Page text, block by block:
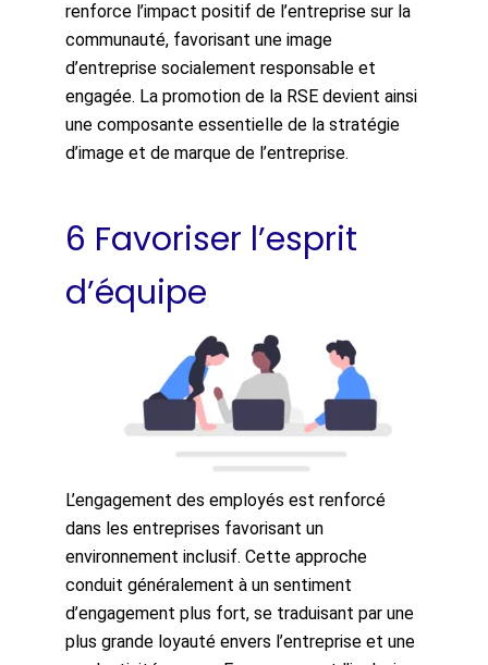
renforce l’impact positif de l’entreprise sur la
communauté, favorisant une image
d’entreprise socialement responsable et
engagée. La promotion de la RSE devient ainsi
une composante essentielle de la stratégie
d’image et de marque de l’entreprise.
6 Favoriser l’esprit
d’équipe
L’engagement des employés est renforcé
dans les entreprises favorisant un
environnement inclusif. Cette approche
conduit généralement à un sentiment
d’engagement plus fort, se traduisant par une
plus grande loyauté envers l’entreprise et une